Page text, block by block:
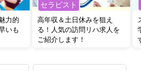
力的
いも
セラピスト
高年収＆土日休みを狙え
る！人気の訪問リハ求人を
ご紹介します！